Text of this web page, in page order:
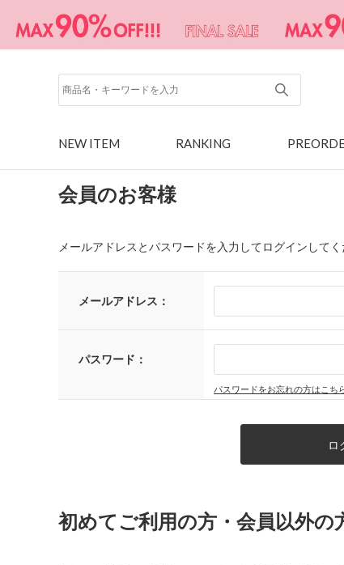
NEW ITEM RANKING
会員のお客様
メールアドレスとパスワードを入力してログインしてく
メールアドレス：
パスワード：
パスワードをお忘れの方はこち
初めてご利用の方・会員以外の